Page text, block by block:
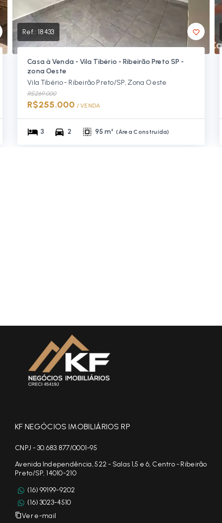
Ref.: 18433
Casa à Venda - Vila Tibério - Ribeirão Preto SP -
zona Oeste
Vila Tibério - Ribeirão Preto/SP, Zona Oeste
R$269.000
R$255.000 / VENDA
3 2 95 m² (Área Construída)
KF NEGÓCIOS IMOBILIÁRIOS RP
CNPJ - 30.683.877/0001-95
Avenida Independência, 522 - Salas 1,5 e 6, Centro - Ribeirão
Preto/SP, 14010-210
(16) 99199-9202
(16) 3023-4510
Ver e-mail